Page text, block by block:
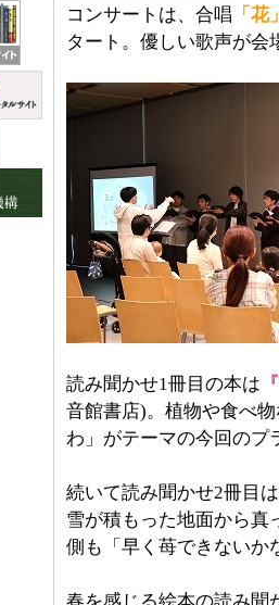
コンサートは、合唱 「花
タート。優しい歌声が会
読み聞かせ1冊目の本は
音館書店)。植物や食べ
わ」がテーマの今回のプ
続いて読み聞かせ2冊目は
雪が積もった地面から真
側も「早く苺できないか